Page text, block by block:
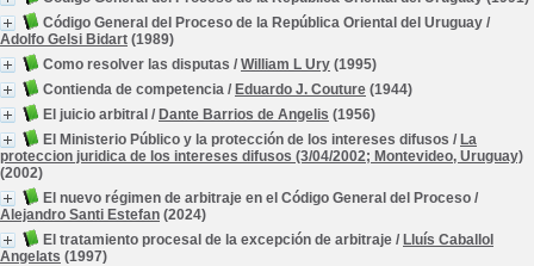
Código General del Proceso de la República Oriental del Uruguay /
Adolfo Gelsi Bidart (1989)
Como resolver las disputas / William L Ury (1995)
Contienda de competencia / Eduardo J. Couture (1944)
El juicio arbitral / Dante Barrios de Angelis (1956)
El Ministerio Público y la protección de los intereses difusos / La
proteccion juridica de los intereses difusos (3/04/2002; Montevideo, Uruguay)
(2002)
El nuevo régimen de arbitraje en el Código General del Proceso /
Alejandro Santi Estefan (2024)
El tratamiento procesal de la excepción de arbitraje / Lluís Caballol
Angelats (1997)